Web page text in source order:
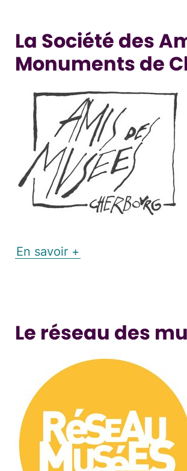
La Société des
Monuments de
En savoir +
Le réseau des